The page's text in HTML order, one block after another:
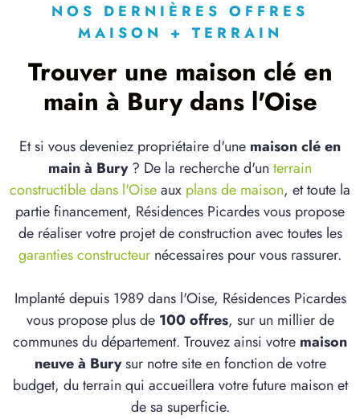
NOS DERNIÈRES OFFRES
MAISON + TERRAIN
Trouver une maison clé en
main à Bury dans l'Oise
Et si vous deveniez propriétaire d'une maison clé en
main à Bury? De la recherche d'un terrain
constructible dans l'Oiseaux plans de maison, et toute la
partie financement, Résidences Picardes vous propose
de réaliser votre projet de construction avec toutes les
garanties constructeur nécessaires pour vous rassurer.
Implanté depuis 1989 dans l'Oise, Résidences Picardes
vous propose plus de 100 offres, sur un millier de
communes du département. Trouvez ainsi votre maison
neuve à Burysur notre site en fonction de votre
budget, du terrain qui accueillera votre future maison et
de sa superficie.